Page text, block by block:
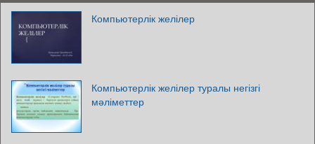
Компьютерлік желілер
Компьютерлік желілер туралы негізгі
мәліметтер